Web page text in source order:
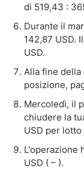
di 519,43 :
Durante il
142,87 USD.
USD.
Alla fine
posizione,
Mercoledì, il
chiudere la
USD per lotto
L'operazione
USD ( – ).